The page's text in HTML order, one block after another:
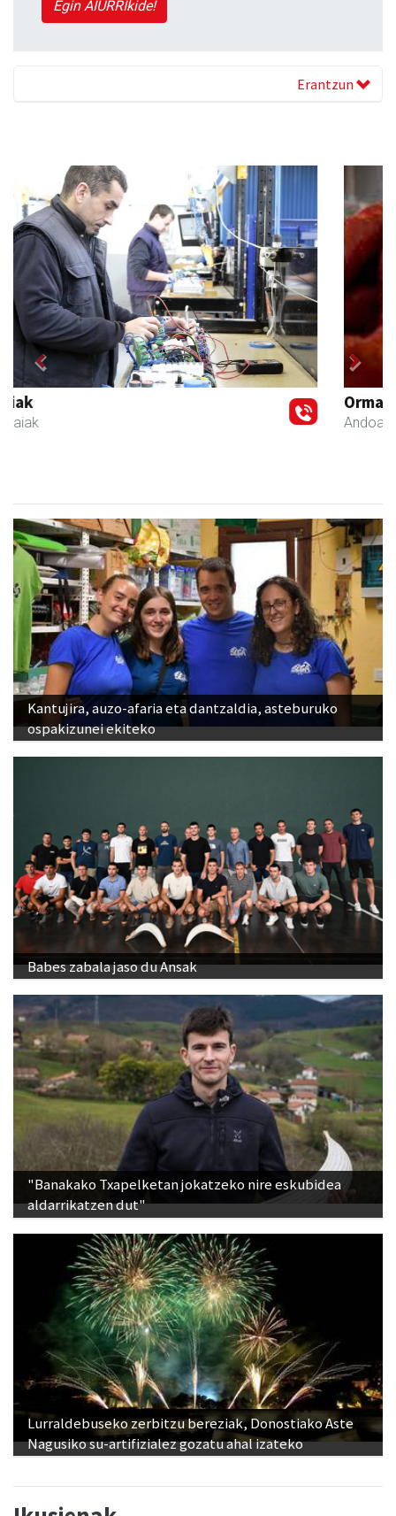
Egin AIURRIkide!
Erantzun
Ormaki urdaitegia
Andoain
Previous Next
Kantujira, auzo-afaria eta dantzaldia, asteburuko
ospakizunei ekiteko
Babes zabala jaso du Ansak
"Banakako Txapelketan jokatzeko nire eskubidea
aldarrikatzen dut"
Lurraldebuseko zerbitzu bereziak, Donostiako Aste
Nagusiko su-artifizialez gozatu ahal izateko